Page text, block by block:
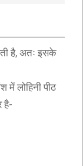
है, अतः इसके
में लोहिनी पीठ
है-